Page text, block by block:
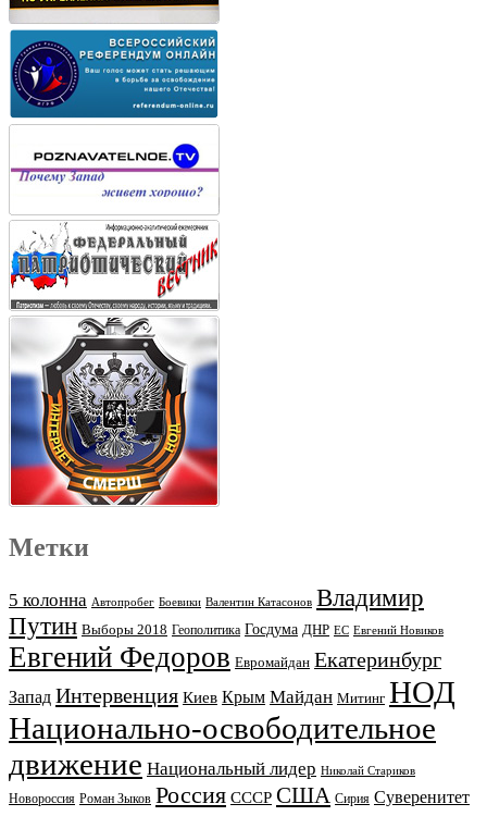
Метки
5 колонна Автопробег Боевики Валентин Катасонов Владимир
Путин Выборы 2018 Геополитика Госдума ДНР ЕС Евгений Новиков
Евгений Федоров Евромайдан Екатеринбург
Запад Интервенция Киев Крым Майдан Митинг НОД
Национально-освободительное
движение Национальный лидер Николай Стариков
Новороссия Роман Зыков Россия СССР США Сирия Суверенитет